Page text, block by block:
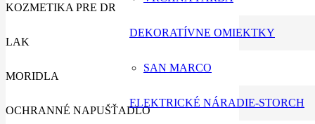
DEKORATÍVNE OMIEKTKY
SAN MARCO
ELEKTRICKÉ NÁRADIE-STORCH
KOZMETIKA PRE DREVO
LAK
MORIDLA
OCHRANNÉ NAPUŠŤADLO